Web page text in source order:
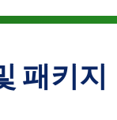
패키지